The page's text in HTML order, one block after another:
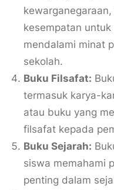
kesempatan
mendalami minat
sekolah.
Buku Filsafat:
termasuk karya-
atau buku yang
filsafat kepada
Buku Sejarah:
siswa memahami
penting dalam